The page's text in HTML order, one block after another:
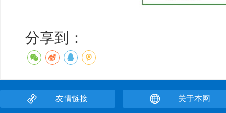
分享到：
友情链接 关于本网